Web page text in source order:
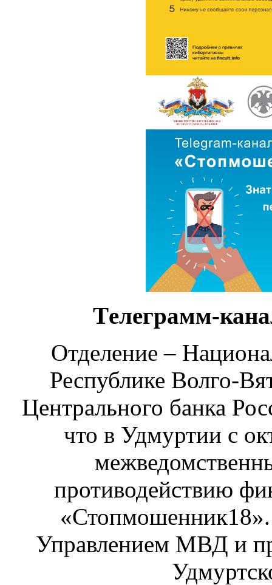
Tелеграмм-
Отделение –
Республике Волго-
Центрального банка
что в Удмуртии с
противодействию
«Стопмошенник18».
Управлением МВД и